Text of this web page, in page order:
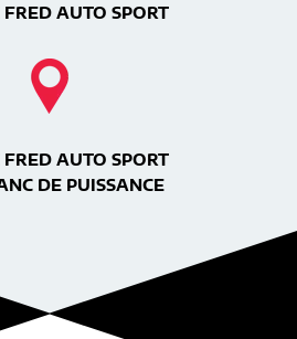
FRED AUTO SPORT
FRED AUTO SPORT
DE PUISSANCE